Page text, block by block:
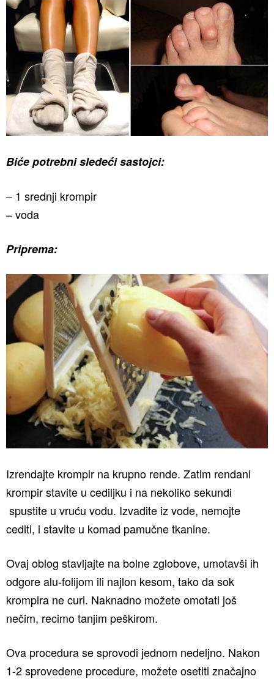
Biće potrebni sledeći sastojci:
– 1 srednji krompir
– voda
Priprema:
Izrendajte krompir na krupno rende. Zatim rendani
krompir stavite u cediljku i na nekoliko sekundi
spustite u vruću vodu. Izvadite iz vode, nemojte
cediti, i stavite u komad pamučne tkanine.
Ovaj oblog stavljajte na bolne zglobove, umotavši ih
odgore alu-folijom ili najlon kesom, tako da sok
krompira ne curi. Naknadno možete omotati još
nečim, recimo tanjim peškirom.
Ova procedura se sprovodi jednom nedeljno. Nakon
1-2 sprovedene procedure, možete osetiti značajno